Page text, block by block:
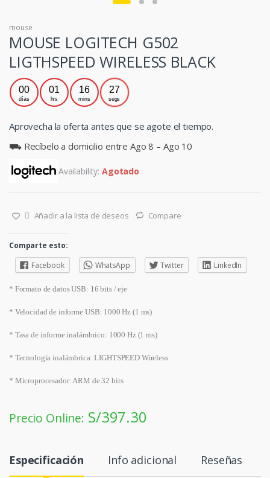
mouse
MOUSE LOGITECH G502
LIGTHSPEED WIRELESS BLACK
00
días
01
hrs
16
mins
26
segs
Aprovecha la oferta antes que se agote el tiempo.
⛟ Recíbelo a domicilio entre Ago 8 – Ago 10
Availability:Agotado
Añadir a la lista de deseos Compare
Comparte esto:
Facebook
WhatsApp Twitter LinkedIn
* Formato de datos USB: 16 bits / eje
* Velocidad de informe USB: 1000 Hz (1 ms)
* Tasa de informe inalámbrico: 1000 Hz (1 ms)
* Tecnología inalámbrica: LIGHTSPEED Wireless
* Microprocesador: ARM de 32 bits
Precio Online: S/397.30
Especificación Info adicional Reseñas